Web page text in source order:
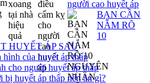
người cao huyết áp
BẠN CẦN
NẮM RÕ
10
HUYẾT ÁP SAU
của huyết áp thấp
cho người huyết áp thấp
bị huyết áp thấp nên ăn gì?